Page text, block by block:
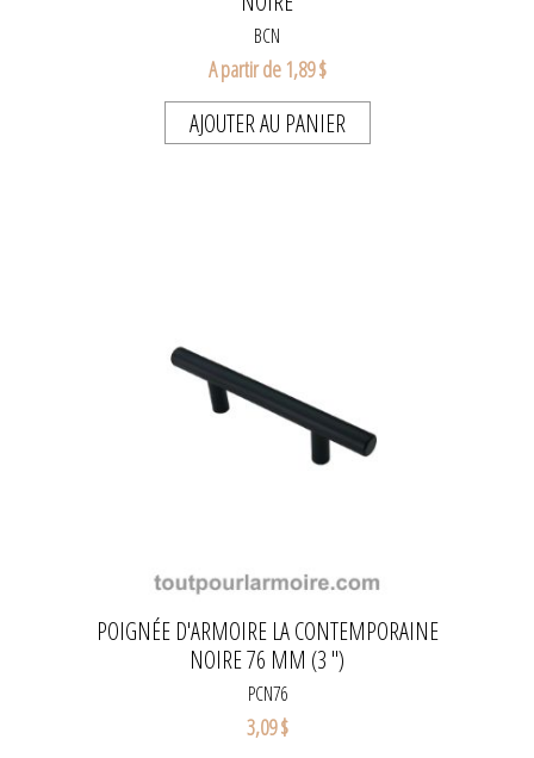
BCN
A partir de 1,89 $
AJOUTER AU PANIER
POIGNÉE D'ARMOIRE LA CONTEMPORAINE
NOIRE 76 MM (3 ")
PCN76
3,09 $